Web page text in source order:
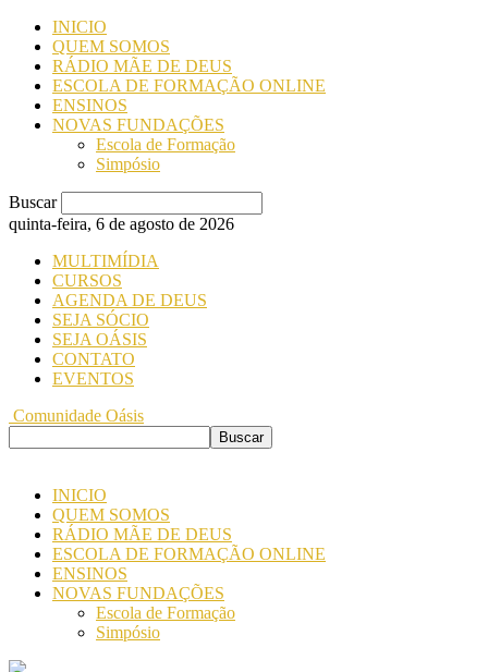
INICIO
QUEM SOMOS
RÁDIO MÃE DE DEUS
ESCOLA DE FORMAÇÃO ONLINE
ENSINOS
NOVAS FUNDAÇÕES
Escola de Formação
Simpósio
Buscar
quinta-feira, 6 de agosto de 2026
MULTIMÍDIA
CURSOS
AGENDA DE DEUS
SEJA SÓCIO
SEJA OÁSIS
CONTATO
EVENTOS
Comunidade Oásis
INICIO
QUEM SOMOS
RÁDIO MÃE DE DEUS
ESCOLA DE FORMAÇÃO ONLINE
ENSINOS
NOVAS FUNDAÇÕES
Escola de Formação
Simpósio